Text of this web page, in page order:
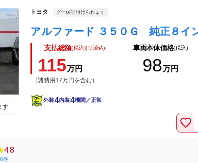
す
トヨタ グー保証付けられます
支払総額(税込)(リ済込)
115万円
（諸費用17万円を含む）
車両本体価格(税込)
98万円
外装4内装4機関／正常
4.8
件